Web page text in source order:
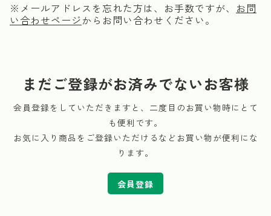
※メールアドレスを忘れた方は、お手数ですが、 お問
い合わせページからお問い合わせください。
まだご登録がお済みでないお客様
会員登録をしていただきますと、二度目のお買い物時にとて
も便利です。
お気に入り商品をご登録いただけるなどお買い物が便利にな
ります。
会員登録